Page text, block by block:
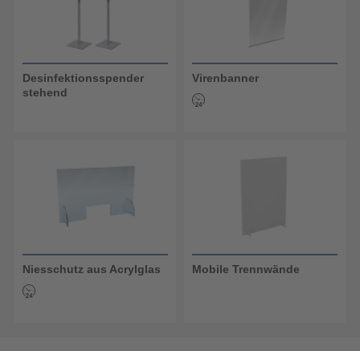
Desinfektionsspender
stehend
Virenbanner
Niesschutz aus Acrylglas Mobile Trennwände